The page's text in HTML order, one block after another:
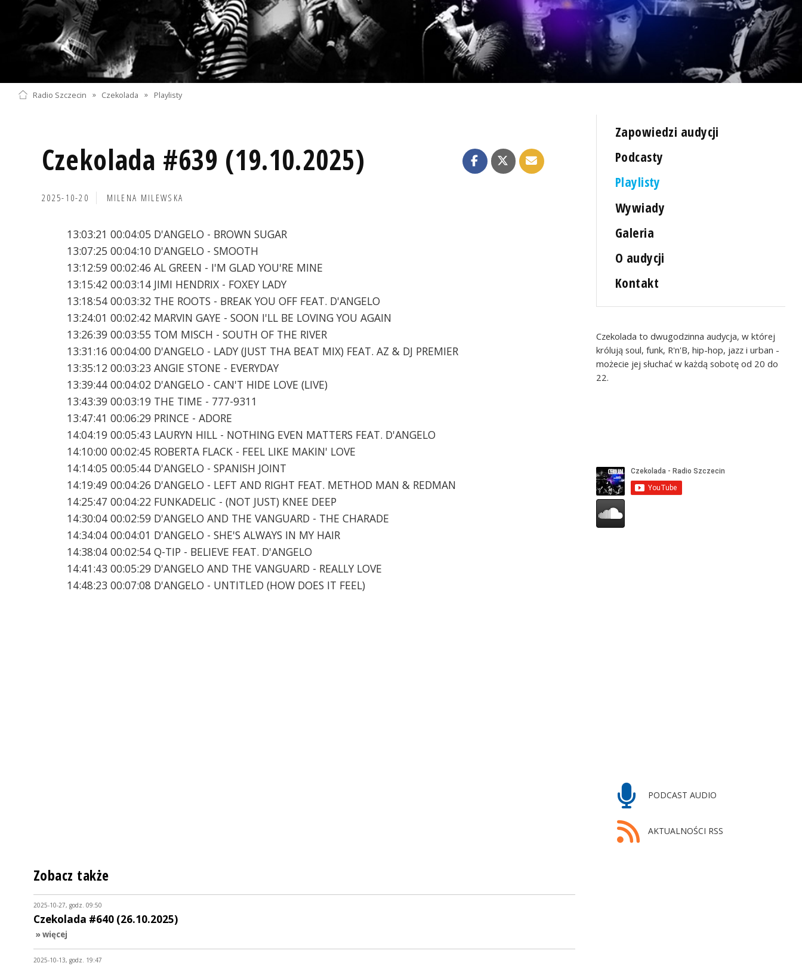
Radio Szczecin » Czekolada » Playlisty
Czekolada #639 (19.10.2025)
2025-10-20 MILENA MILEWSKA
13:03:21 00:04:05 D'ANGELO - BROWN SUGAR
13:07:25 00:04:10 D'ANGELO - SMOOTH
13:12:59 00:02:46 AL GREEN - I'M GLAD YOU'RE MINE
13:15:42 00:03:14 JIMI HENDRIX - FOXEY LADY
13:18:54 00:03:32 THE ROOTS - BREAK YOU OFF FEAT. D'ANGELO
13:24:01 00:02:42 MARVIN GAYE - SOON I'LL BE LOVING YOU AGAIN
13:26:39 00:03:55 TOM MISCH - SOUTH OF THE RIVER
13:31:16 00:04:00 D'ANGELO - LADY (JUST THA BEAT MIX) FEAT. AZ & DJ PREMIER
13:35:12 00:03:23 ANGIE STONE - EVERYDAY
13:39:44 00:04:02 D'ANGELO - CAN'T HIDE LOVE (LIVE)
13:43:39 00:03:19 THE TIME - 777-9311
13:47:41 00:06:29 PRINCE - ADORE
14:04:19 00:05:43 LAURYN HILL - NOTHING EVEN MATTERS FEAT. D'ANGELO
14:10:00 00:02:45 ROBERTA FLACK - FEEL LIKE MAKIN' LOVE
14:14:05 00:05:44 D'ANGELO - SPANISH JOINT
14:19:49 00:04:26 D'ANGELO - LEFT AND RIGHT FEAT. METHOD MAN & REDMAN
14:25:47 00:04:22 FUNKADELIC - (NOT JUST) KNEE DEEP
14:30:04 00:02:59 D'ANGELO AND THE VANGUARD - THE CHARADE
14:34:04 00:04:01 D'ANGELO - SHE'S ALWAYS IN MY HAIR
14:38:04 00:02:54 Q-TIP - BELIEVE FEAT. D'ANGELO
14:41:43 00:05:29 D'ANGELO AND THE VANGUARD - REALLY LOVE
14:48:23 00:07:08 D'ANGELO - UNTITLED (HOW DOES IT FEEL)
Zapowiedzi audycji
Podcasty
Playlisty
Wywiady
Galeria
O audycji
Kontakt
Czekolada to dwugodzinna audycja, w której
królują soul, funk, R'n'B, hip-hop, jazz i urban -
możecie jej słuchać w każdą sobotę od 20 do
22.
PODCAST AUDIO
AKTUALNOŚCI RSS
Zobacz także
2025-10-27, godz. 09:50
Czekolada #640 (26.10.2025)
» więcej
2025-10-13, godz. 19:47